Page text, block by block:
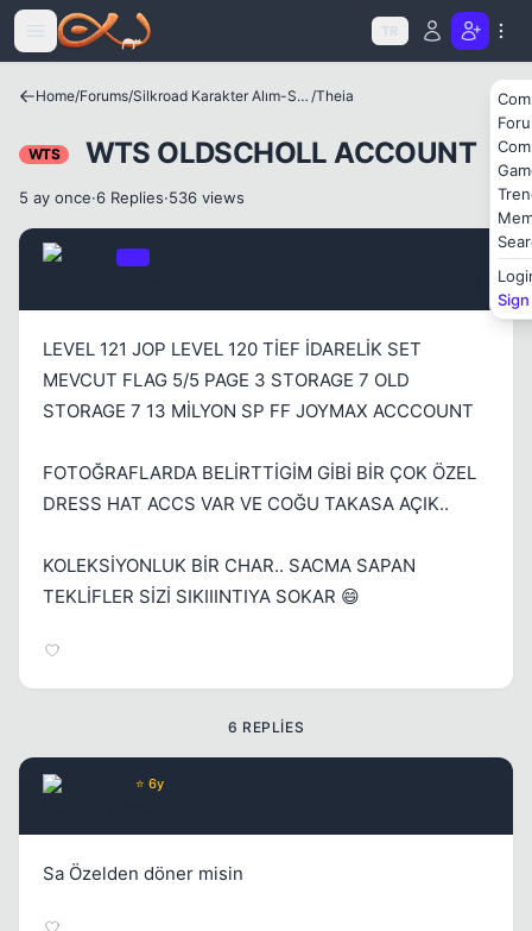
Icerige atla
TR
Home/Forums/ Silkroad Karakter Alım-Satımları /Theia
WTS WTS OLDSCHOLL ACCOUNT
5 ay once·6 Replies·536 views
LEVEL 121 JOP LEVEL 120 TİEF İDARELİK SET
MEVCUT FLAG 5/5 PAGE 3 STORAGE 7 OLD
STORAGE 7 13 MİLYON SP FF JOYMAX ACCCOUNT
FOTOĞRAFLARDA BELİRTTİGİM GİBİ BİR ÇOK ÖZEL
DRESS HAT ACCS VAR VE COĞU TAKASA AÇIK..
KOLEKSİYONLUK BİR CHAR.. SACMA SAPAN
TEKLİFLER SİZİ SIKIIINTIYA SOKAR 😄
6 REPLIES
⭐ 6y
Sa Özelden döner misin
Kapat